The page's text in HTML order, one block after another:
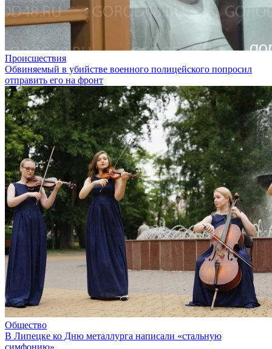
Происшествия
Обвиняемый в убийстве военного полицейского попросил
отправить его на фронт
Общество
В Липецке ко Дню металлурга написали «стальную